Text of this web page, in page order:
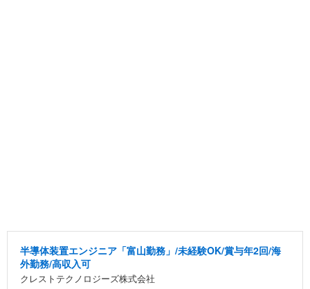
半導体装置エンジニア「富山勤務」/未経験OK/賞与年2回/海
外勤務/高収入可
クレストテクノロジーズ株式会社